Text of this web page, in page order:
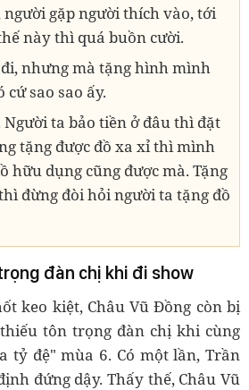
gặp người thích vào, tới
này thì quá buồn cười.
nhưng mà tặng hình mình
sao sao ấy.
Người ta bảo tiền ở đâu thì đặt
tặng được đồ xa xỉ thì mình
hữu dụng cũng được mà. Tặng
đừng đòi hỏi người ta tặng đồ
đàn chị khi đi show
keo kiệt, Châu Vũ Đồng còn bị
tôn trọng đàn chị khi cùng
tỷ đệ" mùa 6. Có một lần, Trần
đứng dậy. Thấy thế, Châu Vũ